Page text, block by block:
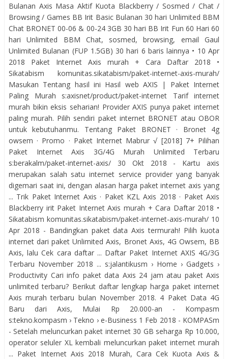
Bulanan Axis Masa Aktif Kuota Blackberry / Sosmed / Chat /
Browsing / Games BB Irit Basic Bulanan 30 hari Unlimited BBM
Chat BRONET 00-06 & 00-24 3GB 30 hari BB Irit Fun 60 Hari 60
hari Unlimited BBM Chat, sosmed, browsing, email Gaul
Unlimited Bulanan (FUP 1.5GB) 30 hari 6 baris lainnya • 10 Apr
2018 Paket Internet Axis murah + Cara Daftar 2018 •
Sikatabism komunitas.sikatabism/paket-internet-axis-murah/
Masukan Tentang hasil ini Hasil web AXIS | Paket Internet
Paling Murah s:axisnet/product/paket-internet Tarif internet
murah bikin eksis seharian! Provider AXIS punya paket internet
paling murah. Pilih sendiri paket internet BRONET atau OBOR
untuk kebutuhanmu. ‎Tentang Paket BRONET · ‎Bronet 4g
owsem · ‎Promo · ‎Paket Internet Mabrur √ [2018] 7+ Pilihan
Paket Internet Axis 3G/4G Murah Unlimited Terbaru
s:berakalm/paket-internet-axis/ 30 Okt 2018 - Kartu axis
merupakan salah satu internet service provider yang banyak
digemari saat ini, dengan alasan harga paket internet axis yang
... ‎Trik Paket Internet Axis · ‎Paket KZL Axis 2018 · ‎Paket Axis
Blackberry irit Paket Internet Axis murah + Cara Daftar 2018 •
Sikatabism komunitas.sikatabism/paket-internet-axis-murah/ 10
Apr 2018 - Bandingkan paket data Axis termurah! Pilih kuota
internet dari paket Unlimited Axis, Bronet Axis, 4G Owsem, BB
Axis, lalu Cek cara daftar ... Daftar Paket Internet AXIS 4G/3G
Terbaru November 2018 ... s:jalantikusm › Home › Gadgets ›
Productivity Cari info paket data Axis 24 jam atau paket Axis
unlimited terbaru? Berikut daftar lengkap harga paket internet
Axis murah terbaru bulan November 2018. 4 Paket Data 4G
Baru dari Axis, Mulai Rp 20.000-an - Kompasm
s:tekno.kompasm › Tekno › e-Business 1 Feb 2018 - KOMPASm
- Setelah meluncurkan paket internet 30 GB seharga Rp 10.000,
operator seluler XL kembali meluncurkan paket internet murah
... Paket Internet Axis 2018 Murah, Cara Cek Kuota Axis &